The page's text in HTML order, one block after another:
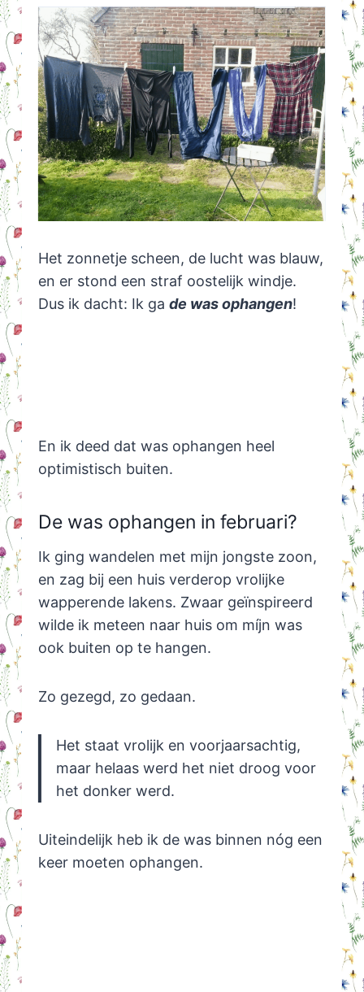
Het zonnetje scheen, de lucht was blauw,
en er stond een straf oostelijk windje.
Dus ik dacht: Ik ga de was ophangen!
En ik deed dat was ophangen heel
optimistisch buiten.
De was ophangen in februari?
Ik ging wandelen met mijn jongste zoon,
en zag bij een huis verderop vrolijke
wapperende lakens. Zwaar geïnspireerd
wilde ik meteen naar huis om míjn was
ook buiten op te hangen.
Zo gezegd, zo gedaan.
Het staat vrolijk en voorjaarsachtig,
maar helaas werd het niet droog voor
het donker werd.
Uiteindelijk heb ik de was binnen nóg een
keer moeten ophangen.